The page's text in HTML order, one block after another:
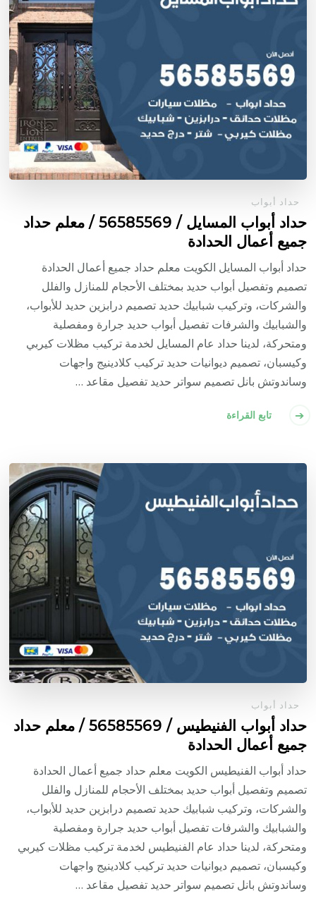
حداد أبواب
حداد أبواب المسايل / 56585569 / معلم حداد
جميع أعمال الحدادة
حداد أبواب المسايل الكويت معلم حداد جميع أعمال الحدادة
تصميم وتفصيل أبواب حديد بمختلف الأحجام للمنازل والفلل
والشركات، وتركيب شبابيك حديد تصميم درابزين حديد للأبواب،
والشبابيك والشرفات تفصيل أبواب حديد جرارة ومفصلية
ومتحركة، لدينا حداد عام المسايل لخدمة تركيب مظلات كيربي
وكيسبان، تصميم ديوانيات حديد تركيب كلادينيج واجهات
وساندوتش بانل تصميم سواتر حديد تفصيل مقاعد …
تابع القراءة
حداد أبواب
حداد أبواب الفنيطيس / 56585569 / معلم حداد
جميع أعمال الحدادة
حداد أبواب الفنيطيس الكويت معلم حداد جميع أعمال الحدادة
تصميم وتفصيل أبواب حديد بمختلف الأحجام للمنازل والفلل
والشركات، وتركيب شبابيك حديد تصميم درابزين حديد للأبواب،
والشبابيك والشرفات تفصيل أبواب حديد جرارة ومفصلية
ومتحركة، لدينا حداد عام الفنيطيس لخدمة تركيب مظلات كيربي
وكيسبان، تصميم ديوانيات حديد تركيب كلادينيج واجهات
وساندوتش بانل تصميم سواتر حديد تفصيل مقاعد …